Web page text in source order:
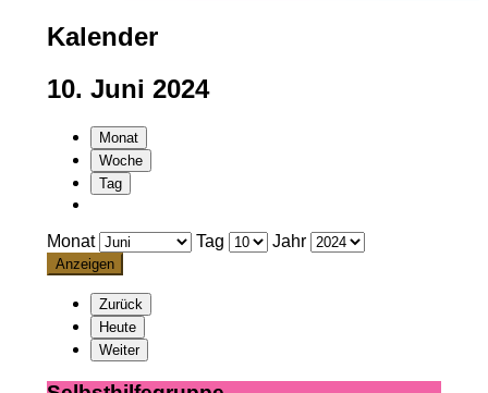
Kalender
10. Juni 2024
Monat
Woche
Tag
Monat Tag Jahr
Zurück
Heute
Weiter